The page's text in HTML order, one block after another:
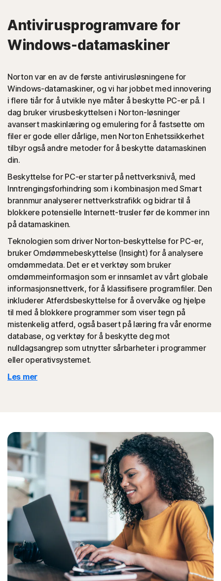
Norton-beskyttelse oppdager skadeprogrammer som
kaprer en nettøkt.
PUA-er
(Potensielt uønsket programvare): Norton-beskyttelse
oppdager nettleserutvidelser eller apper som er kjent for
å forårsake problemer, og avinstallerer dem.
Skriptbaserte angrep
(JavaScript, VBA, VBS, Powershell): Moderne Internett-
trusler bruker skriptspråk i stedet for å bruke filer som er
kjørbare. Norton-beskyttelse oppdager slike angrep og
hjelper deg med å fjerne dem.
Svindel i sosiale nettverk
Norton-beskyttelse bidrar til å blokkere klikknapping på
Facebook, en type klikknapping der likerklikket ditt
faktisk klikker på noe ondsinnet som er skjult i
bakgrunnen, som deretter kan overføres til vennene
dine.
Teknisk støtte-svindel◊
Norton-beskyttelse bidrar til å blokkere nettsteder som
etterligner offisiell støtte fra organisasjoner.
Antivirusprogramvare for
Windows-datamaskiner
Norton var en av de første antivirusløsningene for
Windows-datamaskiner, og vi har jobbet med innovering
i flere tiår for å utvikle nye måter å beskytte PC-er på. I
dag bruker virusbeskyttelsen i Norton-løsninger
avansert maskinlæring og emulering for å fastsette om
filer er gode eller dårlige, men Norton Enhetssikkerhet
tilbyr også andre metoder for å beskytte datamaskinen
din.
Beskyttelse for PC-er starter på nettverksnivå, med
Inntrengingsforhindring som i kombinasjon med Smart
brannmur analyserer nettverkstrafikk og bidrar til å
blokkere potensielle Internett-trusler før de kommer inn
på datamaskinen.
Teknologien som driver Norton-beskyttelse for PC-er,
bruker Omdømmebeskyttelse (Insight) for å analysere
omdømmedata. Det er et verktøy som bruker
omdømmeinformasjon som er innsamlet av vårt globale
informasjonsnettverk, for å klassifisere programfiler. Den
inkluderer Atferdsbeskyttelse for å overvåke og hjelpe
til med å blokkere programmer som viser tegn på
mistenkelig atferd, også basert på læring fra vår enorme
database, og verktøy for å beskytte deg mot
nulldagsangrep som utnytter sårbarheter i programmer
eller operativsystemet.
Les mer